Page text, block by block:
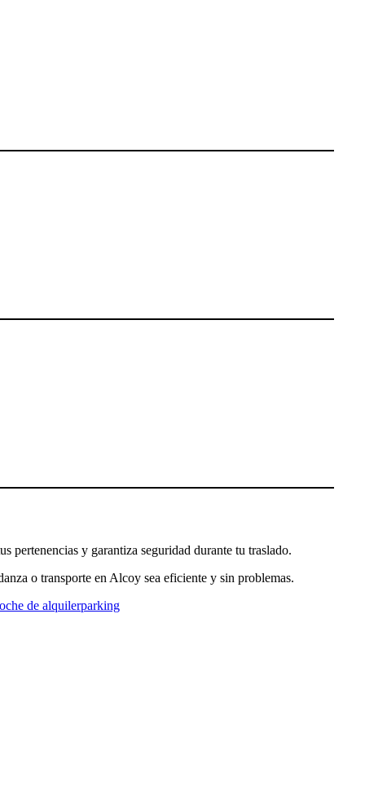
pertenencias y garantiza seguridad durante tu traslado.
o transporte en Alcoy sea eficiente y sin problemas.
de alquilerparking